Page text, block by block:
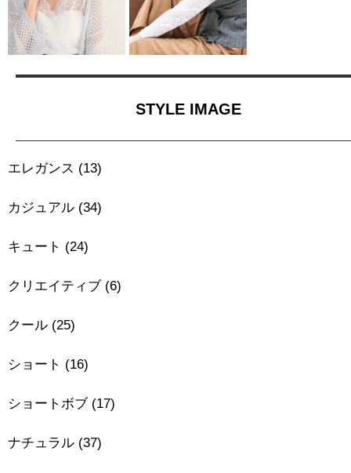
STYLE IMAGE
エレガンス (13)
カジュアル (34)
キュート (24)
クリエイティブ(6)
クール (25)
ショート (16)
ショートボブ(17)
ナチュラル (37)